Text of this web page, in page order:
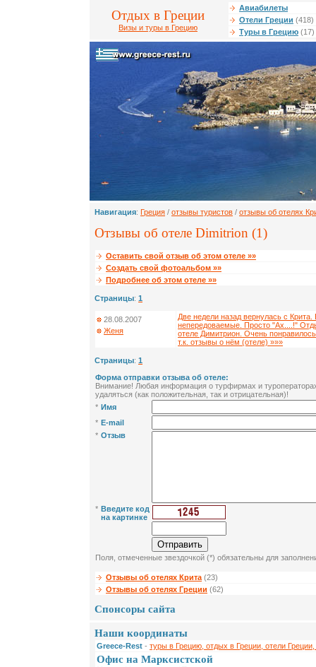
Отдых в Греции
Визы и туры в Грецию
Авиабилеты
Отели Греции (418)
Туры в Грецию (17)
Навигация: Греция / отзывы туристов / отзывы об отелях
Отзывы об отеле Dimitrion (1)
Оставить свой отзыв об этом отеле »»
Создать свой фотоальбом »»
Подробнее об этом отеле »»
Страницы: 1
28.08.2007
Женя
Две недели назад вернулась с Крита.
непередоваемые. Просто "Ах....!"
отеле Димитрион. Очень
т.к. отзывы о нём (отеле) »»»
Страницы: 1
Форма отправки отзыва об отеле:
Внимание! Любая информация о турфирмах и
удаляться (как положительная, так и отрицательная)!
* Имя
* E-mail
* Отзыв
* Введите код
на картинке
Поля, отмеченные звездочкой (*) обязательны для
Отзывы об отелях Крита(23)
Отзывы об отелях Греции (62)
Спонсоры сайта
Наши координаты
Greece-Rest - туры в Грецию, отдых в Греции, отели
Офис на Марксистской